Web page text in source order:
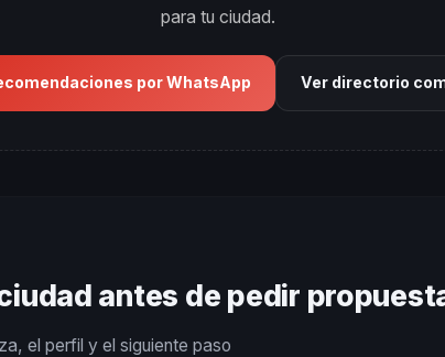
para tu ciudad.
por WhatsApp Ver directorio
antes de pedir
el perfil y el siguiente paso